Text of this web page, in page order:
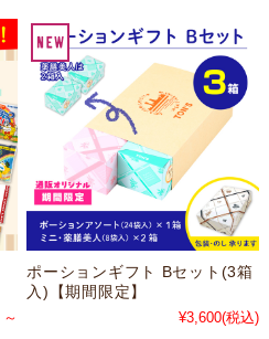
～
ポーションギフト Bセット(3箱
入)【期間限定】
¥3,600(税込)